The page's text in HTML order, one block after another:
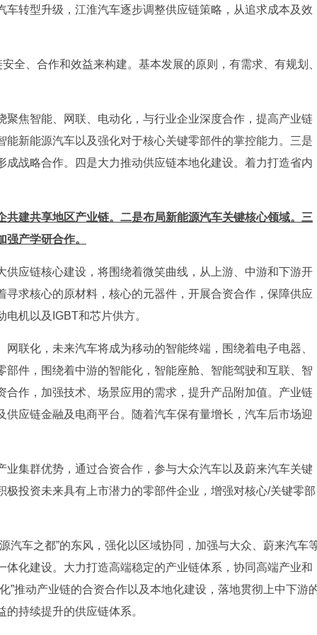
转型升级，江淮汽车逐步调整供应链策略，从追求成本及效
全、合作和效益来构建。基本发展的原则，有需求、有规划
焦智能、网联、电动化，与行业企业深度合作，提高产业链
新能源汽车以及强化对于核心关键零部件的掌控能力。三是
战略合作。四是大力推动供应链本地化建设。着力打造省内
建共享地区产业链。二是布局新能源汽车关键核心领域。三
产学研合作。
应链核心建设，将围绕着微笑曲线，从上游、中游和下游开
求核心的原材料，核心的元器件，开展合资合作，保障供应
机以及IGBT和芯片供方。
联化，未来汽车将成为移动的智能终端，围绕着电子电器、
件，围绕着中游的智能化，智能座舱、智能驾驶和互联、智
作，加强技术、场景应用的需求，提升产品附加值。产业链
应链金融及电商平台。随着汽车保有量增长，汽车后市场迎
集群优势，通过合资合作，参与大众汽车以及蔚来汽车关键
投资未来具有上市潜力的零部件企业，增强对核心/关键零部
汽车之都”的东风，强化以区域协同，加强与大众、蔚来汽车
化建设。大力打造高端稳定的产业链体系，协同高端产业和
”推动产业链的合资合作以及本地化建设，落地贯彻上中下游
持续提升的供应链体系。